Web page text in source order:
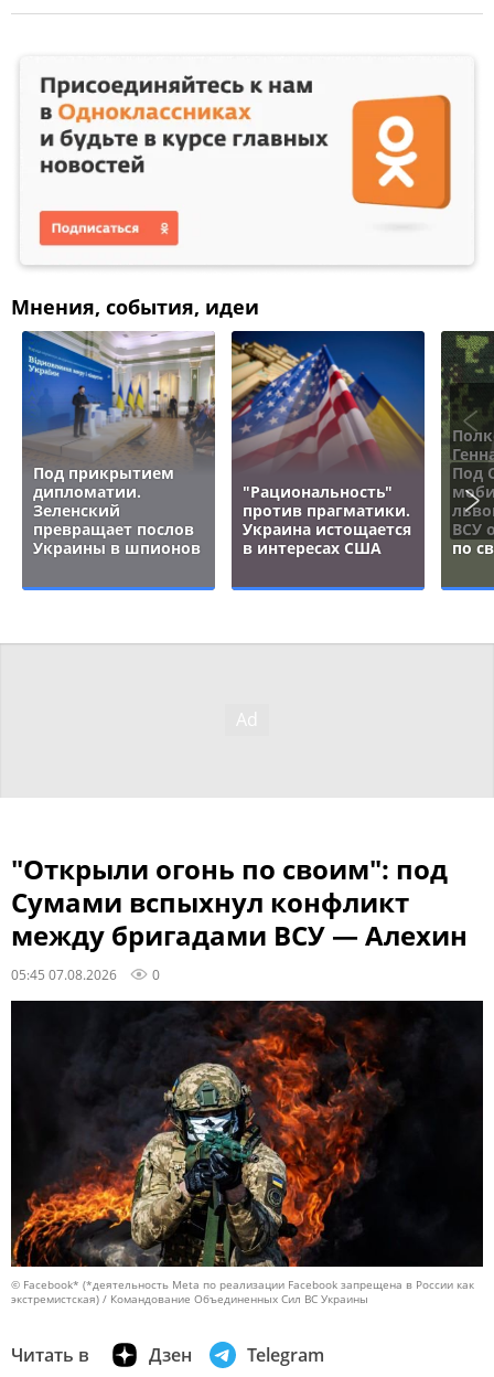
Мнения, события, идеи
Под прикрытием
дипломатии.
Зеленский
превращает послов
Украины в шпионов
"Рациональность"
против прагматики.
Украина истощается
в интересах США
Под
ВСУ
по
"Открыли огонь по своим": под
Сумами вспыхнул конфликт
между бригадами ВСУ — Алехин
05:45 07.08.2026 0
© Facebook* (*деятельность Meta по реализации Facebook запрещена в России как
экстремистская) / Командование Объединенных Сил ВС Украины
Читать в Дзен Telegram